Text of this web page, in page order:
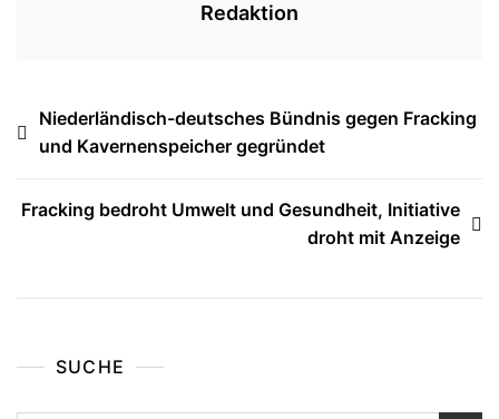
Redaktion
Beitragsnavigation
Niederländisch-deutsches Bündnis gegen Fracking
und Kavernenspeicher gegründet
Fracking bedroht Umwelt und Gesundheit, Initiative
droht mit Anzeige
SUCHE